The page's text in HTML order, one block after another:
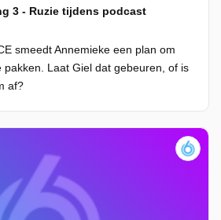
3 - Ruzie tijdens podcast
smeedt Annemieke een plan om
pakken. Laat Giel dat gebeuren, of is
af?